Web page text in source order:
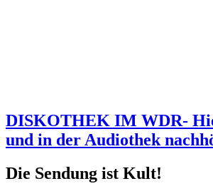
DISKOTHEK IM WDR-
und in der Audiothek
Die Sendung ist Kult!